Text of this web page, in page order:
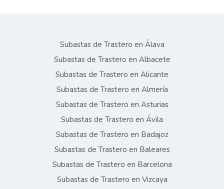
Subastas de Trastero en Álava
Subastas de Trastero en Albacete
Subastas de Trastero en Alicante
Subastas de Trastero en Almería
Subastas de Trastero en Asturias
Subastas de Trastero en Ávila
Subastas de Trastero en Badajoz
Subastas de Trastero en Baleares
Subastas de Trastero en Barcelona
Subastas de Trastero en Vizcaya